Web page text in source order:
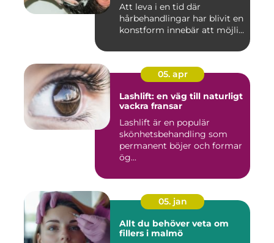
Att leva i en tid där
hårbehandlingar har blivit en
konstform innebär att möjli...
05. apr
Lashlift: en väg till naturligt
vackra fransar
Lashlift är en populär
skönhetsbehandling som
permanent böjer och formar
ög...
05. jan
Allt du behöver veta om
fillers i malmö